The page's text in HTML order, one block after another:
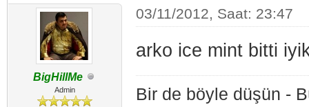
BigHillMe
Admin
03/11/2012, Saat: 23:47
arko ice mint bitti
Bir de böyle düşün -